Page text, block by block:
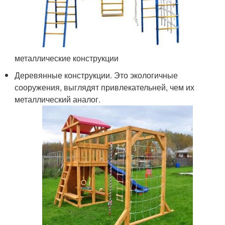
металлические конструкции
Деревянные конструкции. Это экологичные
сооружения, выглядят привлекательней, чем их
металлический аналог.